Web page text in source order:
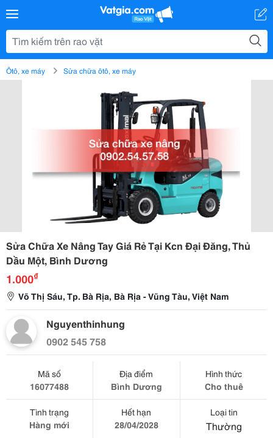
Ôtô, xe máy Sửa chữa ôtô, xe máy
Sửa Chữa Xe Nâng Tay Giá Rẻ Tại Kcn Đại Đăng, Thủ
Dầu Một, Bình Dương
1.000₫
Võ Thị Sáu, Tp. Bà Rịa, Bà Rịa - Vũng Tàu, Việt Nam
Nguyenthinhung
0902 545 758
Mã số
16077488
Địa điểm
Bình Dương
Hình thức
Cho thuê
Tình trạng
Hàng mới
Hết hạn
28/04/2028
Loại tin
Thường